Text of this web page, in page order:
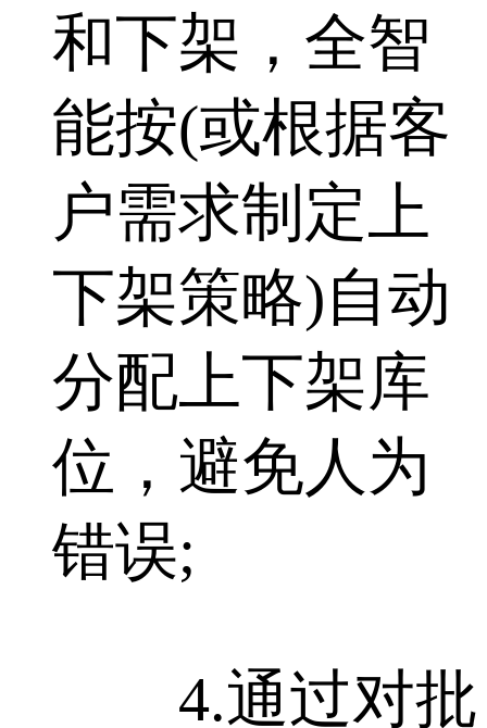
和下架，全智
能按(或根据客
户需求制定上
下架策略)自动
分配上下架库
位，避免人为
错误;
4.通过对批